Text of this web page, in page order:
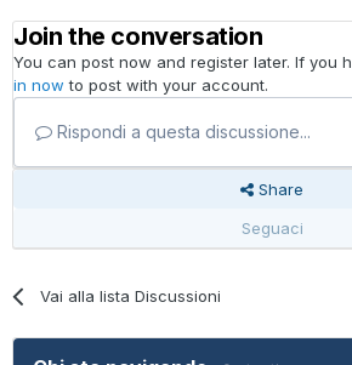
Join the conversation
You can post now and register later. If you
in now to post with your account.
Rispondi a questa discussione...
Share
Seguaci
Vai alla lista Discussioni